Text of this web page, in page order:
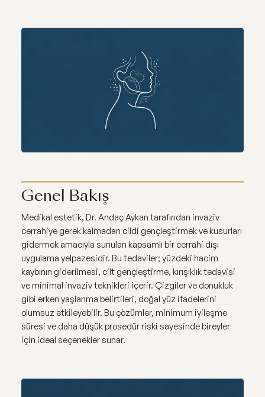
Genel Bakış
Medikal estetik, Dr. Andaç Aykan tarafından invaziv
cerrahiye gerek kalmadan cildi gençleştirmek ve kusurları
gidermek amacıyla sunulan kapsamlı bir cerrahi dışı
uygulama yelpazesidir. Bu tedaviler; yüzdeki hacim
kaybının giderilmesi, cilt gençleştirme, kırışıklık tedavisi
ve minimal invaziv teknikleri içerir. Çizgiler ve donukluk
gibi erken yaşlanma belirtileri, doğal yüz ifadelerini
olumsuz etkileyebilir. Bu çözümler, minimum iyileşme
süresi ve daha düşük prosedür riski sayesinde bireyler
için ideal seçenekler sunar.